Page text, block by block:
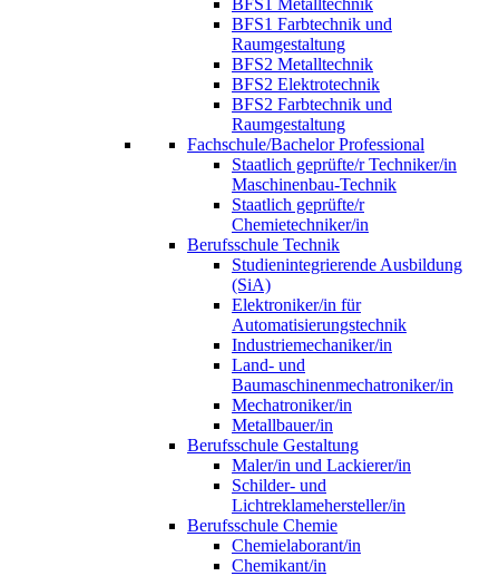
BFS1 Metalltechnik
BFS1 Farbtechnik und
Raumgestaltung
BFS2 Metalltechnik
BFS2 Elektrotechnik
BFS2 Farbtechnik und
Raumgestaltung
Fachschule/Bachelor Professional
Staatlich geprüfte/r Techniker/in
Maschinenbau-Technik
Staatlich geprüfte/r
Chemietechniker/in
Berufsschule Technik
Studienintegrierende Ausbildung
(SiA)
Elektroniker/in für
Automatisierungstechnik
Industriemechaniker/in
Land- und
Baumaschinenmechatroniker/in
Mechatroniker/in
Metallbauer/in
Berufsschule Gestaltung
Maler/in und Lackierer/in
Schilder- und
Lichtreklamehersteller/in
Berufsschule Chemie
Chemielaborant/in
Chemikant/in